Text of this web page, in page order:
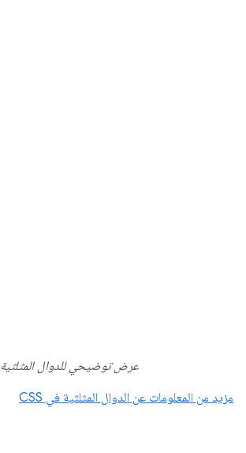
عرض توضيحي للدوال المثلثية
مزيد من المعلومات عن الدوال المثلثية في CSS